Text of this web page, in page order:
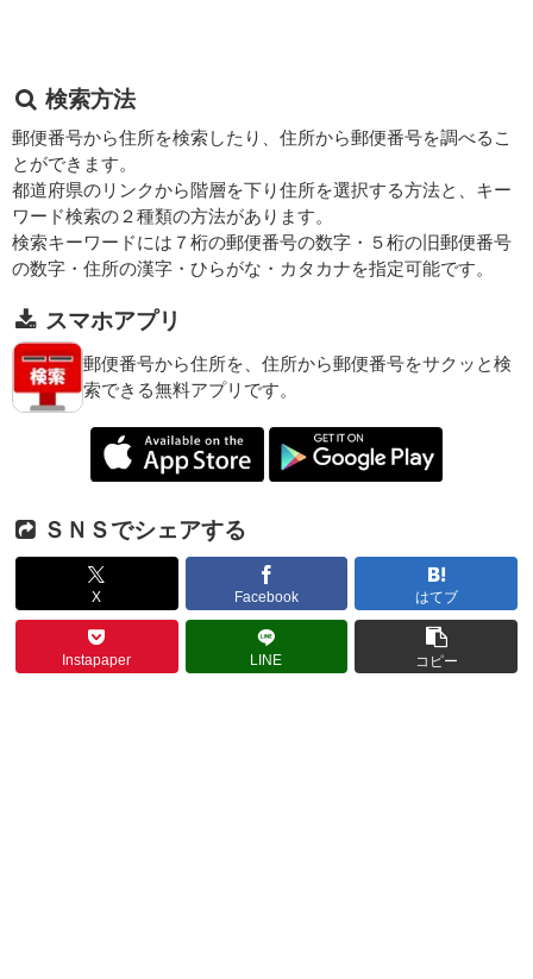
検索方法
郵便番号から住所を検索したり、住所から郵便番号を調べるこ
とができます。
都道府県のリンクから階層を下り住所を選択する方法と、キー
ワード検索の２種類の方法があります。
検索キーワードには７桁の郵便番号の数字・５桁の旧郵便番号
の数字・住所の漢字・ひらがな・カタカナを指定可能です。
スマホアプリ
郵便番号から住所を、住所から郵便番号をサクッと検
索できる無料アプリです。
ＳＮＳでシェアする
X Facebook はてブ
Instapaper LINE コピー